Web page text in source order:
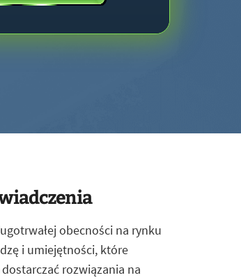
obecności na rynku
i umiejętności, które
rozwiązania na